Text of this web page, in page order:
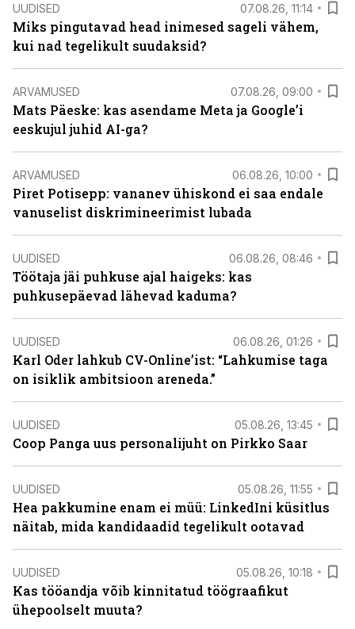
UUDISED 07.08.26, 11:14
Miks pingutavad head inimesed sageli vähem,
kui nad tegelikult suudaksid?
ARVAMUSED 07.08.26, 09:00
Mats Päeske: kas asendame Meta ja Google’i
eeskujul juhid AI-ga?
ARVAMUSED 06.08.26, 10:00
Piret Potisepp: vananev ühiskond ei saa endale
vanuselist diskrimineerimist lubada
UUDISED 06.08.26, 08:46
Töötaja jäi puhkuse ajal haigeks: kas
puhkusepäevad lähevad kaduma?
UUDISED 06.08.26, 01:26
Karl Oder lahkub CV-Online’ist: “Lahkumise taga
on isiklik ambitsioon areneda.”
UUDISED 05.08.26, 13:45
Coop Panga uus personalijuht on Pirkko Saar
UUDISED 05.08.26, 11:55
Hea pakkumine enam ei müü: LinkedIni küsitlus
näitab, mida kandidaadid tegelikult ootavad
UUDISED 05.08.26, 10:18
Kas tööandja võib kinnitatud töögraafikut
ühepoolselt muuta?